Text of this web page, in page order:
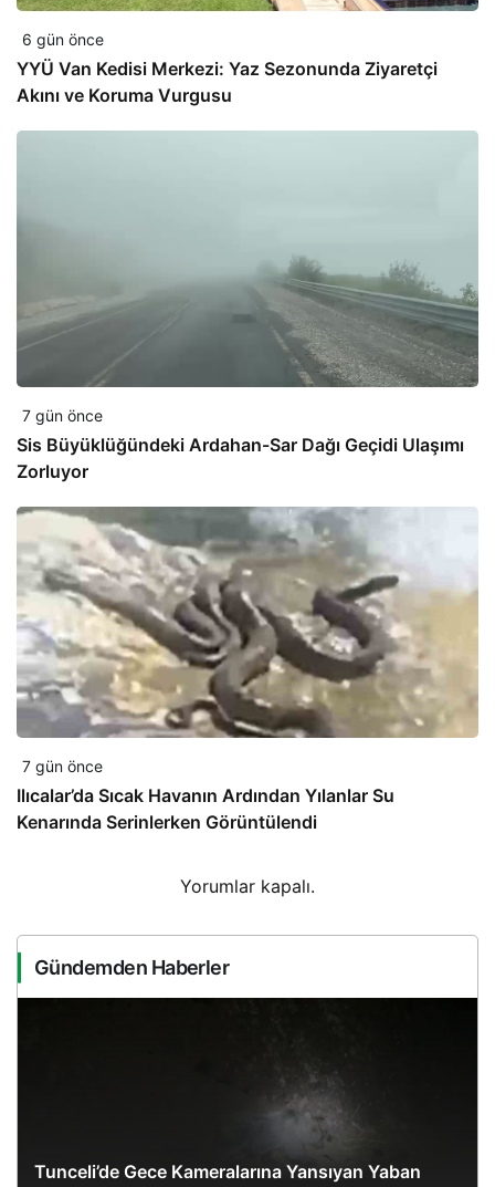
6 gün önce
YYÜ Van Kedisi Merkezi: Yaz Sezonunda Ziyaretçi
Akını ve Koruma Vurgusu
7 gün önce
Sis Büyüklüğündeki Ardahan-Sar Dağı Geçidi Ulaşımı
Zorluyor
7 gün önce
Ilıcalar’da Sıcak Havanın Ardından Yılanlar Su
Kenarında Serinlerken Görüntülendi
Yorumlar kapalı.
Gündemden Haberler
Tunceli’de Gece Kameralarına Yansıyan Yaban